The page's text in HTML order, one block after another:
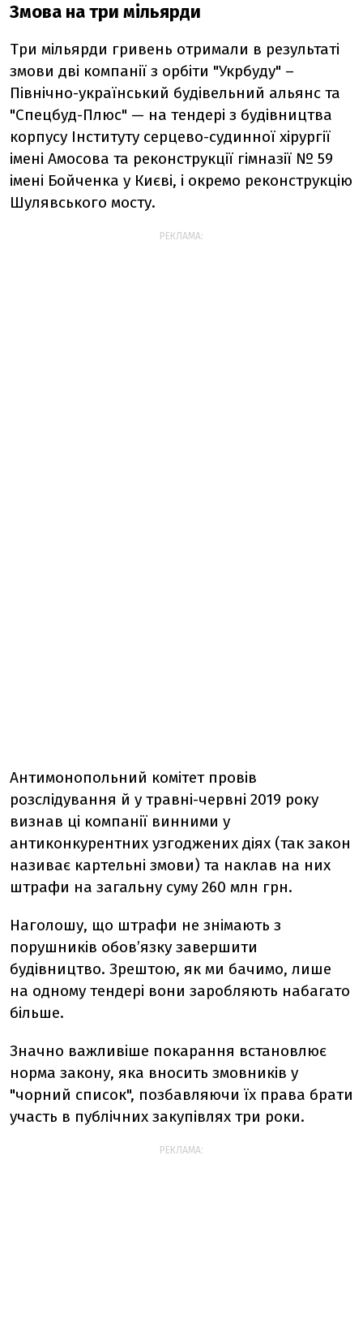
Змова на три мільярди
Три мільярди гривень отримали в результаті
змови дві компанії з орбіти "Укрбуду" –
Північно-український будівельний альянс та
"Спецбуд-Плюс" — на тендері з будівництва
корпусу Інституту серцево-судинної хірургії
імені Амосова та реконструкції гімназії № 59
імені Бойченка у Києві, і окремо реконструкцію
Шулявського мосту.
РЕКЛАМА:
Антимонопольний комітет провів
розслідування й у травні-червні 2019 року
визнав ці компанії винними у
антиконкурентних узгоджених діях (так закон
називає картельні змови) та наклав на них
штрафи на загальну суму 260 млн грн.
Наголошу, що штрафи не знімають з
порушників обов’язку завершити
будівництво. Зрештою, як ми бачимо, лише
на одному тендері вони заробляють набагато
більше.
Значно важливіше покарання встановлює
норма закону, яка вносить змовників у
"чорний список", позбавляючи їх права брати
участь в публічних закупівлях три роки.
РЕКЛАМА: